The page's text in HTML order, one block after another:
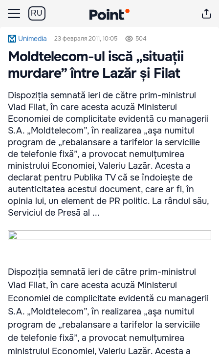
RU
Unimedia 23 февраля 2011, 10:05 504
Moldtelecom-ul iscă „situații
murdare” între Lazăr și Filat
Dispoziția semnată ieri de către prim-ministrul
Vlad Filat, în care acesta acuză Ministerul
Economiei de complicitate evidentă cu managerii
S.A. „Moldtelecom”, în realizarea „aşa numitul
program de „rebalansare a tarifelor la serviciile
de telefonie fixă”, a provocat nemulțumirea
ministrului Economiei, Valeriu Lazăr. Acesta a
declarat pentru Publika TV că se îndoiește de
autenticitatea acestui document, care ar fi, în
opinia lui, un element de PR politic. La rândul său,
Serviciul de Presă al ...
Dispoziția semnată ieri de către prim-ministrul
Vlad Filat, în care acesta acuză Ministerul
Economiei de complicitate evidentă cu managerii
S.A. „Moldtelecom”, în realizarea „aşa numitul
program de „rebalansare a tarifelor la serviciile
de telefonie fixă”, a provocat nemulțumirea
ministrului Economiei, Valeriu Lazăr. Acesta a